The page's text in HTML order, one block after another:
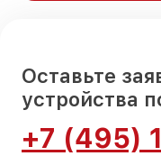
Оставьте
устройства
+7 (495)